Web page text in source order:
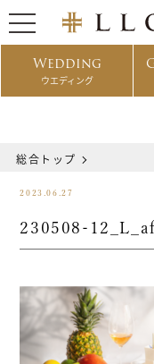
Wedding
ウエディング
総合トップ
2023.06.27
230508-